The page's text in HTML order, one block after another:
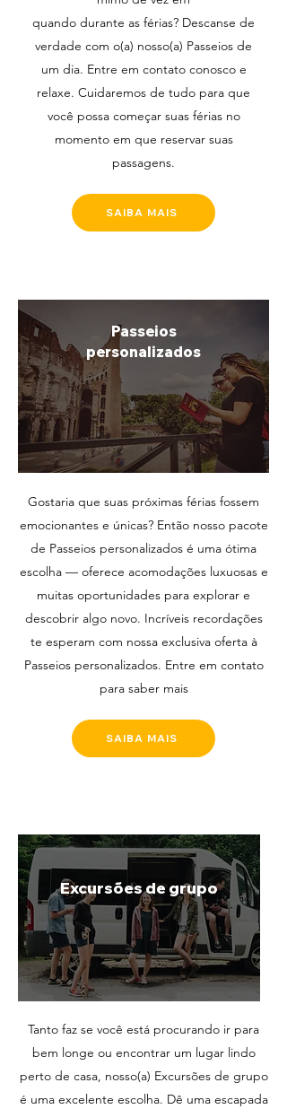
quando durante as férias? Descanse de
verdade com o(a) nosso(a) Passeios de
um dia. Entre em contato conosco e
relaxe. Cuidaremos de tudo para que
você possa começar suas férias no
momento em que reservar suas
passagens.
SAIBA MAIS
Passeios
personalizados
Gostaria que suas próximas férias fossem
emocionantes e únicas? Então nosso pacote
de Passeios personalizados é uma ótima
escolha — oferece acomodações luxuosas e
muitas oportunidades para explorar e
descobrir algo novo. Incríveis recordações
te esperam com nossa exclusiva oferta à
Passeios personalizados. Entre em contato
para saber mais
SAIBA MAIS
Excursões de grupo
Tanto faz se você está procurando ir para
bem longe ou encontrar um lugar lindo
perto de casa, nosso(a) Excursões de grupo
é uma excelente escolha. Dê uma escapada